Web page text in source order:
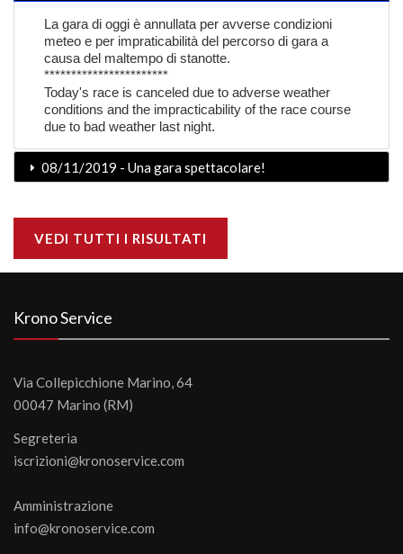
La gara di oggi è annullata per avverse condizioni
meteo e per impraticabilità del percorso di gara a
causa del maltempo di stanotte.
***********************
Today's race is canceled due to adverse weather
conditions and the impracticability of the race course
due to bad weather last night.
08/11/2019 - Una gara spettacolare!
VEDI TUTTI I RISULTATI
Krono Service
Via Collepicchione Marino, 64
00047 Marino (RM)
Segreteria
iscrizioni@kronoservice.com
Amministrazione
info@kronoservice.com